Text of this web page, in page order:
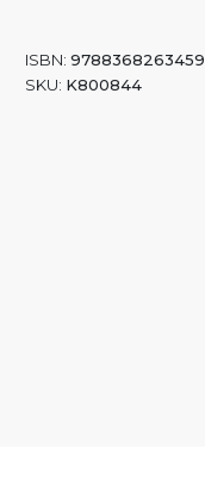
ISBN: 9788368263459
SKU: K800844